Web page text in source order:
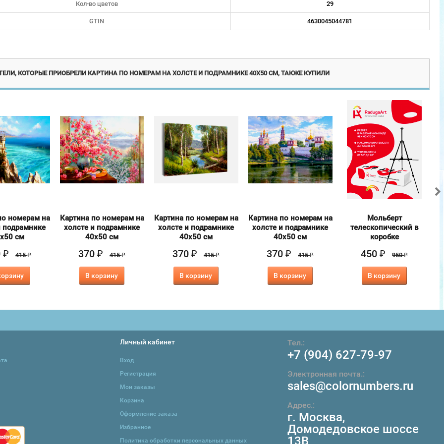
Кол-во цветов 29
GTIN 4630045044781
КОТОРЫЕ ПРИОБРЕЛИ КАРТИНА ПО НОМЕРАМ НА ХОЛСТЕ И ПОДРАМНИКЕ 40Х50 СМ, ТАКЖЕ КУПИЛИ
номерам на
подрамнике
см
₽ 415₽
Картина по номерам на
холсте и подрамнике
40х50 см
370₽ 415₽
В корзину
Картина по номерам на
холсте и подрамнике
40х50 см
370₽ 415₽
В корзину
Картина по номерам на
холсте и подрамнике
40х50 см
370₽ 415₽
В корзину
Мольберт
телескопический в
коробке
450₽ 950₽
В корзину
Личный кабинет
Вход
Регистрация
Мои заказы
Корзина
Оформление заказа
Избранное
Политика обработки персональных данных
Тел.:
+7 (904) 627-79-97
Электронная почта.:
sales@colornumbers.ru
Адрес.:
г. Москва,
Домодедовское шоссе
13В